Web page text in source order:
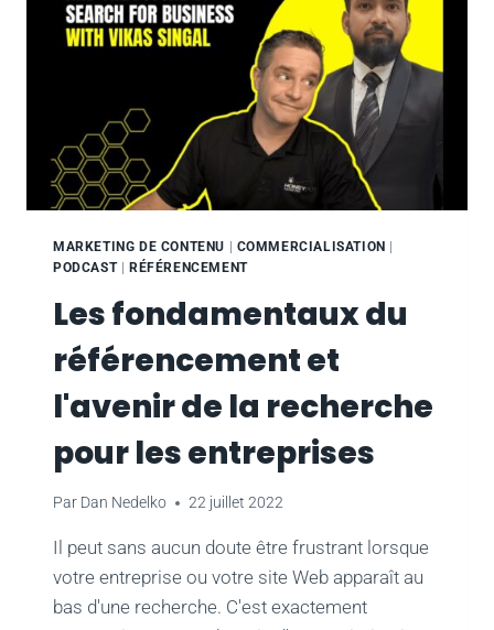
MARKETING DE CONTENU | COMMERCIALISATION |
PODCAST| RÉFÉRENCEMENT
Les fondamentaux du
référencement et
l'avenir de la recherche
pour les entreprises
Par Dan Nedelko 22 juillet 2022
Il peut sans aucun doute être frustrant lorsque
votre entreprise ou votre site Web apparaît au
bas d'une recherche. C'est exactement